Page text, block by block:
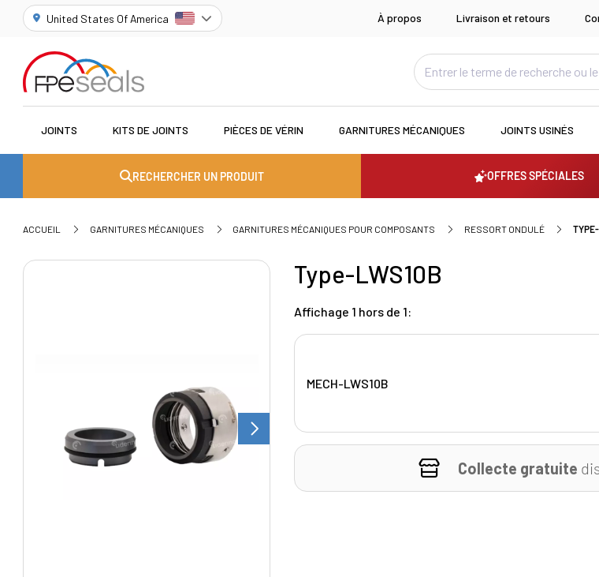
United States Of America À propos Livraison et retours
JOINTS KITS DE JOINTS PIÈCES DE VÉRIN GARNITURES MÉCANIQUES JOINTS USINÉS
RECHERCHER UN PRODUIT OFFRES SPÉCIALES
ACCUEIL GARNITURES MÉCANIQUES GARNITURES MÉCANIQUES POUR COMPOSANTS RESSORT ONDULÉ
Type-LWS10B
Affichage 1 hors de 1:
MECH-LWS10B
Collecte gratuite